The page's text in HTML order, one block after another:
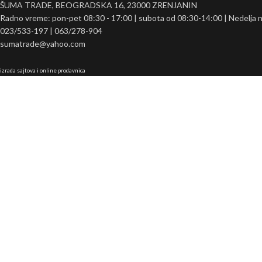
ŠUMA TRADE, BEOGRADSKA 16, 23000 ZRENJANIN
Radno vreme: pon-pet 08:30 - 17:00 | subota od 08:30-14:00 | Nedelja
023/533-197 | 063/278-904
sumatrade@yahoo.com
izrada sajtova i online prodavnica